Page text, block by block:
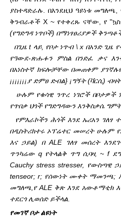
ያስተዳድራሉ. በእንደዚህ ዓይነቱ መግለጫ,
ቅንብራቶች X ~ የተቀረጹ ናቸው, የ "ኳስ
(የግድግዳ ነጥቦች) በማነፃፀሪያዎች
በጊዜ t ላይ, የቦታ ነጥብ \ x በአንድ ጊዜ
የዓውደ-ጽሑፉን ምስል በንድፈ ቃና
በአነስተኛ ክፍሎቻቸው በመጠቀም ያገኛሉ
¡¡¡¡¡¡¡ያ ድምፀ ድብል} ¡ግኝት (ቫርሲ) ብዛት
ሁሉም የቁሳዊ ንጥረ ነገሮች በቦታዎች
የጥበቃ ህጎች የግድግዳውን እንቅስቃሴ
የምእራኮችን ሕጎች እንደ ኡሪአን ገለፃ
በዲስትሪክተሩ ኦፕሬተር መሠረት ሁሉም
እና ኃይል) በ ALE ገለፃ መሰረት
ጥንካሬው q የትላልቅ ጥግ ሲባዛ, ~ f
Cauchy stress stresser,
tenseor; r; የሰውነት ሙቀት ማመንጫ;
መግለጫ, የ ALE ቅጽ እንደ አውቶማቲክ
ተደርጎ ሊወሰድ ይችላል.
የመገኛ ቦታ ልዩነት